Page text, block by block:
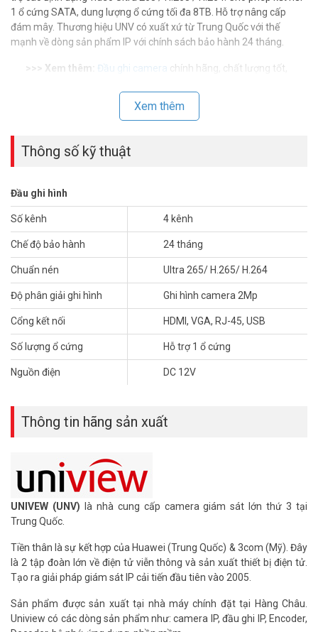
1 ổ cứng SATA, dung lượng ổ cứng tối đa 8TB. Hỗ trợ nâng cấp
đám mây. Thương hiệu UNV có xuất xứ từ Trung Quốc với thế
mạnh về dòng sản phẩm IP với chính sách bảo hành 24 tháng.
>>> Xem thêm: Đầu ghi camera chính hãng, chất lượng tốt,
Thông số kỹ thuật đầu ghi IP 4 kênh UNV NVR301-04LB
– Hỗ trợ các định dạng video Ultra 265/ H.265/ H.264.
– 4 kênh đầu vào.
– Hỗ trợ Camera IP của bên thứ ba với chuẩn ONVIF: Profile S,
Profile G, Profile C, Profile Q, Profile A, Profile T
– Kết xuất đồng thời HDMI và VGA.
– Ghi hình độ phân giải lên đến 2 megapixel.
– Hỗ trợ nâng cấp đám mây.
– Chất liệu: vỏ nhựa.
– Xuất xứ: Trung Quốc.
– Bảo hành: 24 tháng.
Để cập nhật thông tin giá đầu ghi hình UNV mới nhất, quý khách
hàng vui lòng liên hệ HOTLINE 1900 9259 để được hỗ trợ tốt nhất.
Tham khảo các kênh thông tin khác:
– Facebook:
https://www.facebook.com/vuhoangtelecom/
https://www.youtube.com/c/VuhoangTVChannel
Xem thêm
Thông số kỹ thuật
Đầu ghi hình
Số kênh 4 kênh
Chế độ bảo hành 24 tháng
Chuẩn nén Ultra 265/ H.265/ H.264
Độ phân giải ghi hình Ghi hình camera 2Mp
Cổng kết nối HDMI, VGA, RJ-45, USB
Số lượng ổ cứng Hỗ trợ 1 ổ cứng
Nguồn điện DC 12V
Thông tin hãng sản xuất
UNIVEW (UNV) là nhà cung cấp camera giám sát lớn thứ 3 tại
Trung Quốc.
Tiền thân là sự kết hợp của Huawei (Trung Quốc) & 3com (Mỹ). Đây
là 2 tập đoàn lớn về điện tử viễn thông và sản xuất thiết bị điện tử.
Tạo ra giải pháp giám sát IP cải tiến đầu tiên vào 2005.
Sản phẩm được sản xuất tại nhà máy chính đặt tại Hàng Châu.
Uniview có các dòng sản phẩm như: camera IP, đầu ghi IP, Encoder,